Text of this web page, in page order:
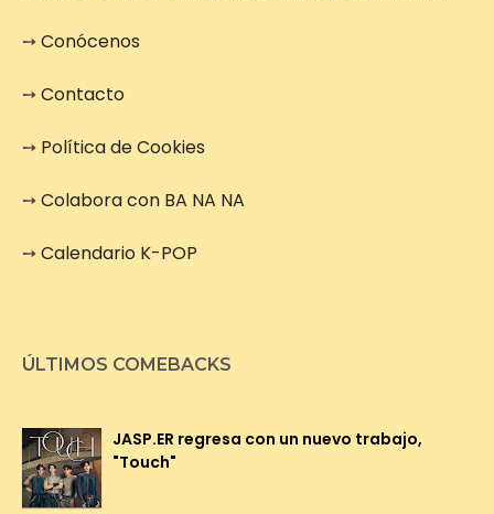
➙Conócenos
➙Contacto
➙ Política de Cookies
➙Colabora con BA NA NA
➙Calendario K-POP
ÚLTIMOS COMEBACKS
JASP.ER regresa con un nuevo trabajo,
"Touch"